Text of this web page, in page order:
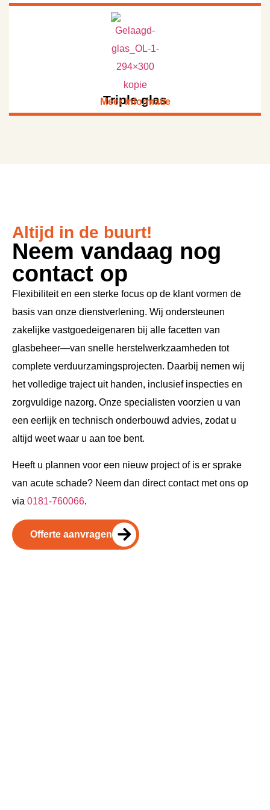
Triple glas
Meer informatie
Altijd in de buurt!
Neem vandaag nog
contact op
Flexibiliteit en een sterke focus op de klant vormen de
basis van onze dienstverlening. Wij ondersteunen
zakelijke vastgoedeigenaren bij alle facetten van
glasbeheer—van snelle herstelwerkzaamheden tot
complete verduurzamingsprojecten. Daarbij nemen wij
het volledige traject uit handen, inclusief inspecties en
zorgvuldige nazorg. Onze specialisten voorzien u van
een eerlijk en technisch onderbouwd advies, zodat u
altijd weet waar u aan toe bent.
Heeft u plannen voor een nieuw project of is er sprake
van acute schade? Neem dan direct contact met ons op
via 0181-760066.
Offerte aanvragen